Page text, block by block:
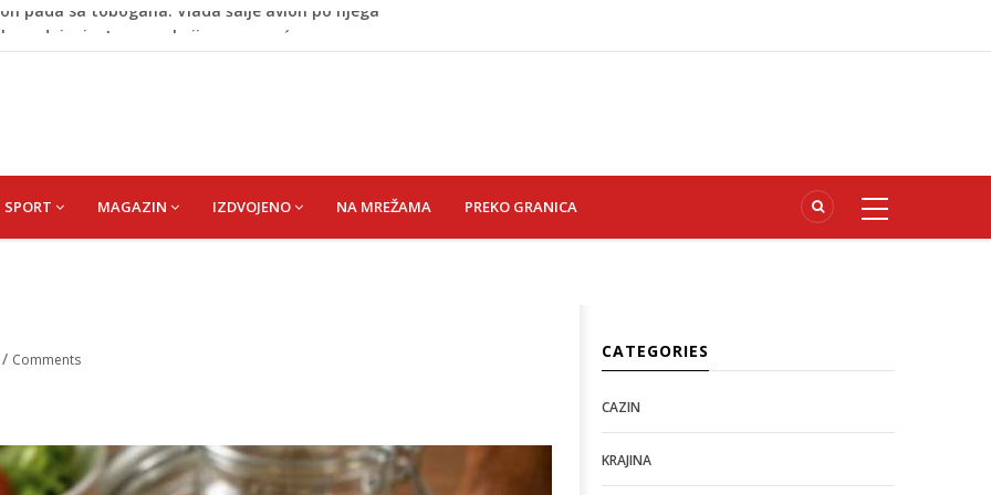
dojenja: Izazov s kojim se susreću mnoge mame
narednih dana
pada sa tobogana: Vlada šalje avion po njega
SPORT MAGAZIN IZDVOJENO NA MREŽAMA PREKO GRANICA
/ Comments CATEGORIES
CAZIN
KRAJINA